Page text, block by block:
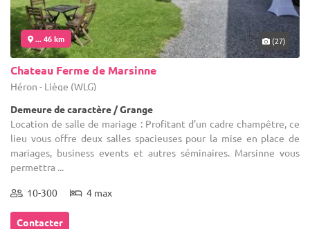
... 46 km (27)
Chateau Ferme de Marsinne
Héron - Liège (WLG)
Demeure de caractère / Grange
Location de salle de mariage : Profitant d’un cadre champêtre, ce
lieu vous offre deux salles spacieuses pour la mise en place de
mariages, business events et autres séminaires. Marsinne vous
permettra ...
10-300 4 max
Contacter